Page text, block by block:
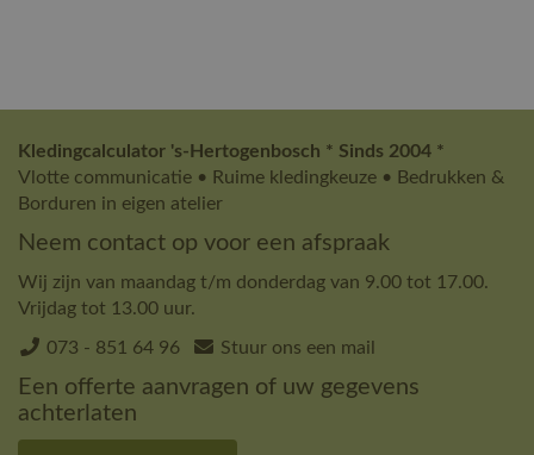
Kledingcalculator 's-Hertogenbosch * Sinds 2004 *
Vlotte communicatie • Ruime kledingkeuze • Bedrukken &
Borduren in eigen atelier
Neem contact op voor een afspraak
Wij zijn van maandag t/m donderdag van 9.00 tot 17.00.
Vrijdag tot 13.00 uur.
073 - 851 64 96 Stuur ons een mail
Een offerte aanvragen of uw gegevens
achterlaten